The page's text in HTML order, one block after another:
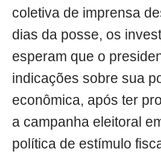
coletiva de imprensa
dias da posse, os
esperam que o
indicações sobre sua
econômica, após ter
a campanha eleitoral
política de estímulo